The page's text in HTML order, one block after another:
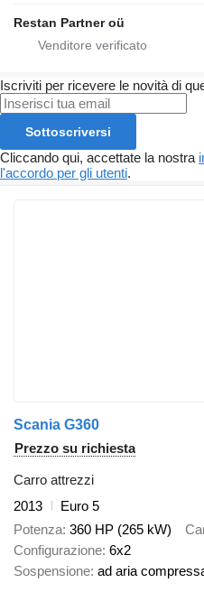
Restan Partner oü
Iscriviti per ricevere le novità di
Sottoscriversi
Cliccando qui, accettate la nostra
l'accordo per gli utenti.
Scania G360
Prezzo su richiesta
Carro attrezzi
2013
Euro 5
Potenza 360 HP (265 kW)
Configurazione 6x2
Sospensione ad aria